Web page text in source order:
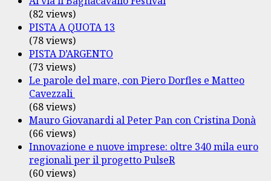
(82 views)
PISTA A QUOTA 13
(78 views)
PISTA D’ARGENTO
(73 views)
Le parole del mare, con Piero Dorfles e Matteo
Cavezzali
(68 views)
Mauro Giovanardi al Peter Pan con Cristina Donà
(66 views)
Innovazione e nuove imprese: oltre 340 mila euro
regionali per il progetto PulseR
(60 views)